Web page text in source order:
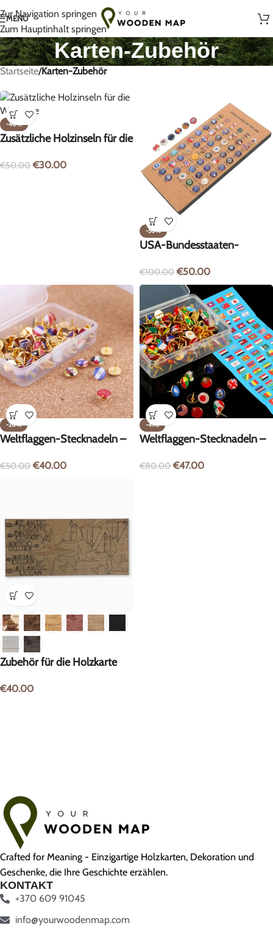
Zur Navigation springen
Zum Hauptinhalt springen
Handgefertigt mit Liebe in Litauen
MENÜ
Karten-Zubehör
Startseite/Karten-Zubehör
-40%
Zusätzliche Holzinseln für die
€50.00 €30.00
-50%
USA-Bundesstaaten-
€100.00 €50.00
-20%
Weltflaggen-Stecknadeln –
€50.00 €40.00
-41%
Weltflaggen-Stecknadeln –
€80.00 €47.00
Zubehör für die Holzkarte
€40.00
Crafted for Meaning - Einzigartige Holzkarten, Dekoration und
Geschenke, die Ihre Geschichte erzählen.
KONTAKT
+370 609 91045
info@yourwoodenmap.com